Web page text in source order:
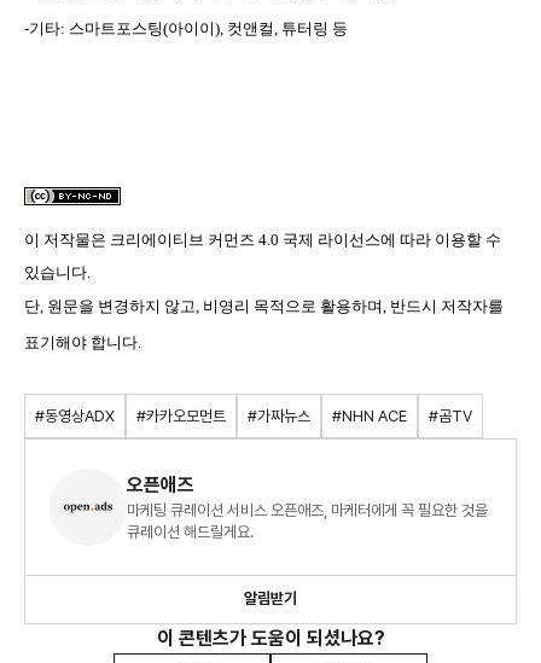
-기타: 스마트포스팅(아이이), 컷앤컬, 튜터링 등
이 저작물은 크리에이티브 커먼즈 4.0 국제 라이선스에 따라 이용할 수
있습니다.
단, 원문을 변경하지 않고, 비영리 목적으로 활용하며, 반드시 저작자를
표기해야 합니다.
#동영상ADX #카카오모먼트 #가짜뉴스 #NHN ACE #곰TV
오픈애즈
마케팅 큐레이션 서비스 오픈애즈, 마케터에게 꼭 필요한 것을
큐레이션 해드릴게요.
알림받기
이 콘텐츠가 도움이 되셨나요?